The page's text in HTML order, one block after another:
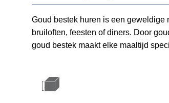
Goud bestek huren is een geweldige
bruiloften, feesten of diners. Door
goud bestek maakt elke maaltijd